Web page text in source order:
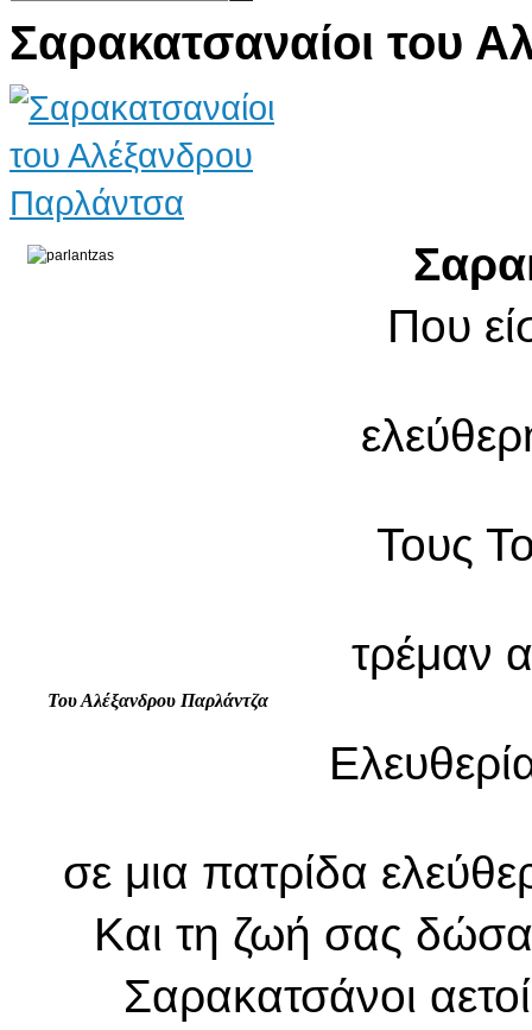
Σαρακατσαναίοι του
Του Αλέξανδρου Παρλάντζα
Που
Τους
τρέμαν
σε μια πατρίδα
Και τη ζωή σας
Σαρακατσάνοι